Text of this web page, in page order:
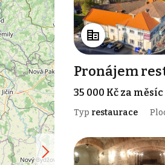
Pronájem
35 000 Kč za měsíc
Typ restaurace